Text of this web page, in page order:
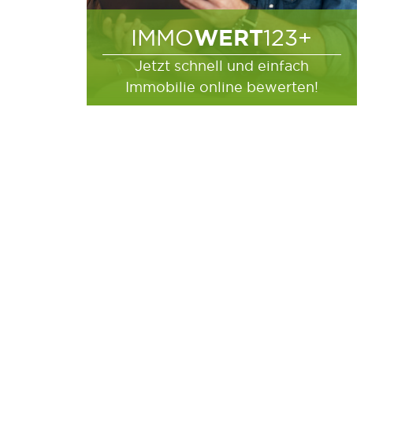
IMMOWERT123+
Jetzt schnell und einfach
Immobilie online bewerten!